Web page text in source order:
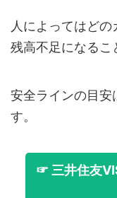
人によってはど
残高不足になるこ
安全ラインの目安
す。
☞ 三井住友